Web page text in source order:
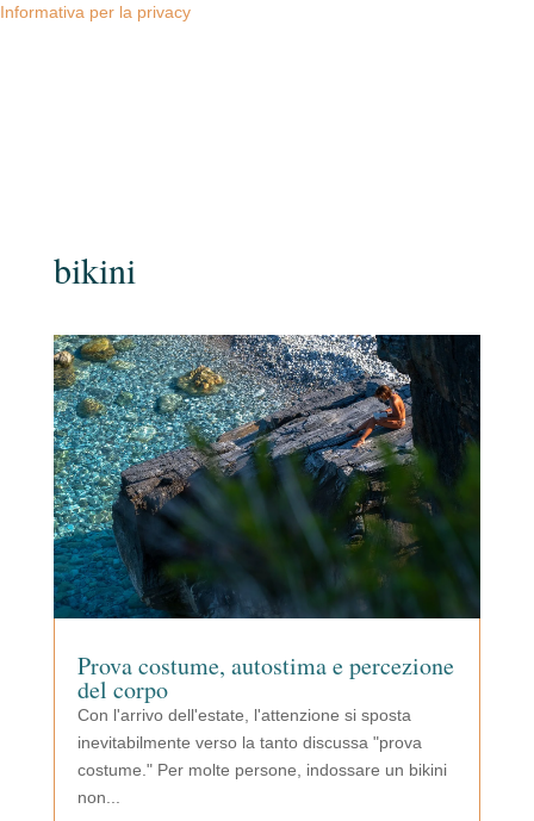
Informativa per la privacy
bikini
Prova costume, autostima e percezione
del corpo
Con l'arrivo dell'estate, l'attenzione si sposta
inevitabilmente verso la tanto discussa "prova
costume." Per molte persone, indossare un bikini
non...